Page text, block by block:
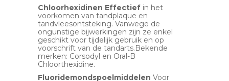
Chloorhexidinen Effectief in het
voorkomen van tandplaque en
tandvleesontsteking. Vanwege de
ongunstige bijwerkingen zijn ze enkel
geschikt voor tijdelijk gebruik en op
voorschrift van de tandarts.Bekende
merken: Corsodyl en Oral-B
Chloorthexidine.
Fluoridemondspoelmiddelen Voor